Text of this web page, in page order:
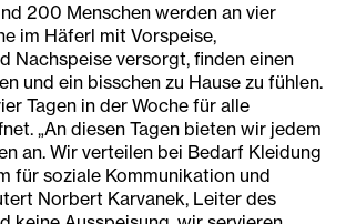
200 Menschen werden an vier
im Häferl mit Vorspeise,
Nachspeise versorgt, finden einen
und ein bisschen zu Hause zu fühlen.
Tagen in der Woche für alle
„An diesen Tagen bieten wir jedem
an. Wir verteilen bei Bedarf Kleidung
für soziale Kommunikation und
Norbert Karvanek, Leiter des